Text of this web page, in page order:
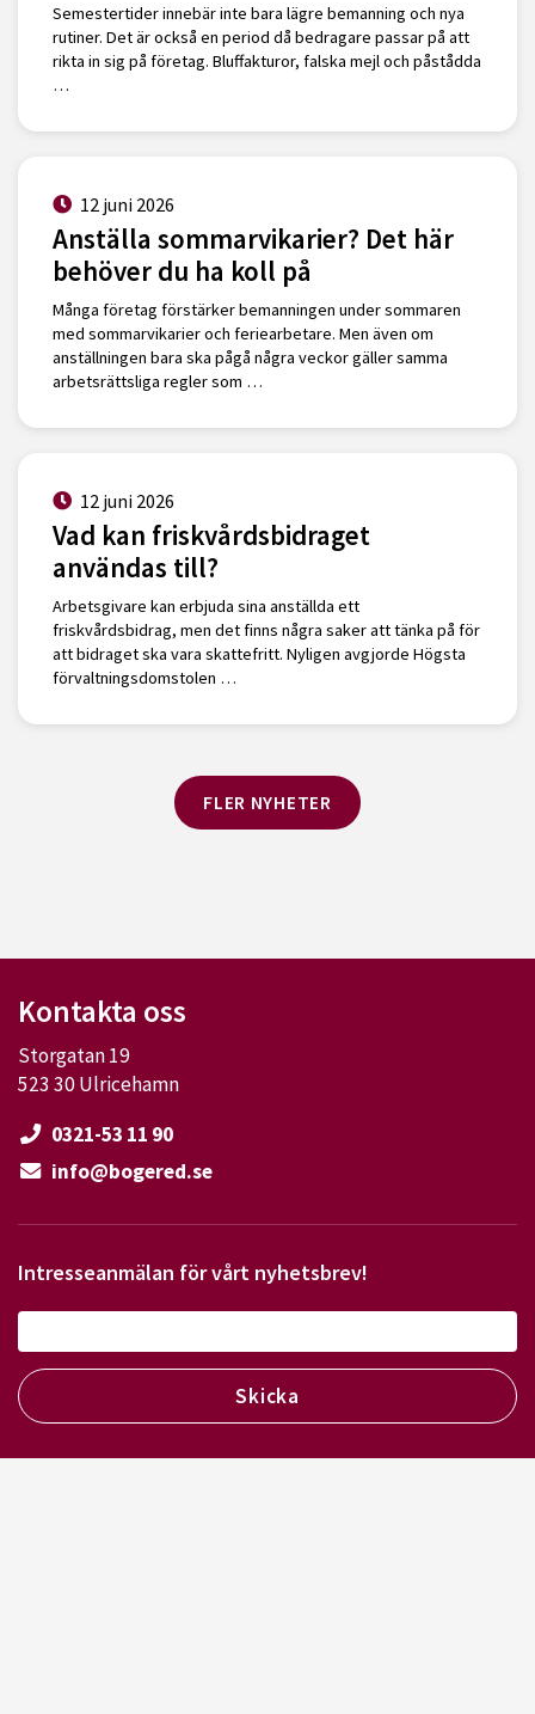
Semestertider innebär inte bara lägre bemanning och nya
rutiner. Det är också en period då bedragare passar på att
rikta in sig på företag. Bluffakturor, falska mejl och påstådda
…
12 juni 2026
Anställa sommarvikarier? Det här
behöver du ha koll på
Många företag förstärker bemanningen under sommaren
med sommarvikarier och feriearbetare. Men även om
anställningen bara ska pågå några veckor gäller samma
arbetsrättsliga regler som …
12 juni 2026
Vad kan friskvårdsbidraget
användas till?
Arbetsgivare kan erbjuda sina anställda ett
friskvårdsbidrag, men det finns några saker att tänka på för
att bidraget ska vara skattefritt. Nyligen avgjorde Högsta
förvaltningsdomstolen …
FLER NYHETER
Kontakta oss
Storgatan 19
523 30 Ulricehamn
0321-53 11 90
info@bogered.se
Intresseanmälan för vårt nyhetsbrev!